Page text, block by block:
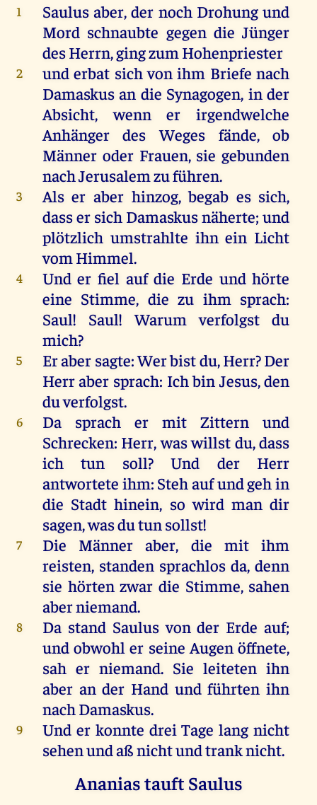
1 Saulus aber,der nochDrohungund
Mord schnaubte gegen die Jünger
desHerrn,gingzum Hohenpriester
2 underbat sich von ihm Briefe nach
Damaskus an die Synagogen, in der
Absicht,wenn er irgendwelche
Anhängerdes Weges fände,ob
Männer oderFrauen, sie gebunden
nachJerusalemzuführen.
3 Als er aber hinzog,begab es sich,
dasser sich Damaskusnäherte;und
plötzlichumstrahlte ihn ein Licht
vom Himmel.
4 Und er fiel auf die Erde und hörte
eine Stimme, die zu ihm sprach:
Saul! Saul!Warum verfolgst du
mich?
5 Eraber sagte:Werbistdu,Herr?Der
Herraber sprach: Ichbin Jesus,den
duverfolgst.
6 Da sprach er mit Zittern
und
Schrecken: Herr,waswillst du, dass
ich
tun soll?Und der
Herr
antwortete ihm: Stehaufundgehin
die Stadt hinein, so wird man dir
sagen,wasdutunsollst!
7 Die Männer aber, die mit ihm
reisten, standensprachlosda,denn
sie hörten zwar die Stimme, sahen
aberniemand.
8 Da stand Saulus von der Erde auf;
undobwohler seine Augen öffnete,
sah er niemand. Sie leitetenihn
aber an der Hand und führten ihn
nachDamaskus.
9 Und er konnte drei Tage lang nicht
sehenundaßnichtundtranknicht.
Ananias tauft Saulus